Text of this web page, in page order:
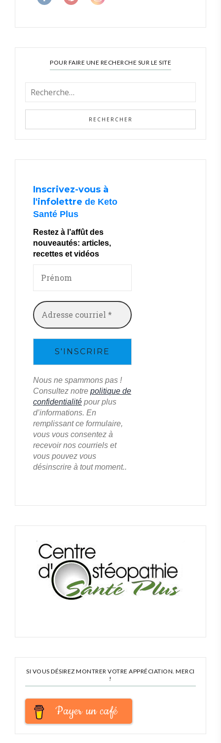
POUR FAIRE UNE RECHERCHE SUR LE SITE
Inscrivez-vous à
l'infolettre de Keto
Santé Plus
Restez à l’affût des
nouveautés: articles,
recettes et vidéos
Nous ne spammons pas !
Consultez notre politique de
confidentialité pour plus
d’informations. En
remplissant ce formulaire,
vous vous consentez à
recevoir nos courriels et
vous pouvez vous
désinscrire à tout moment..
SI VOUS DÉSIREZ MONTRER VOTRE APPRÉCIATION. MERCI
!
Payer un café